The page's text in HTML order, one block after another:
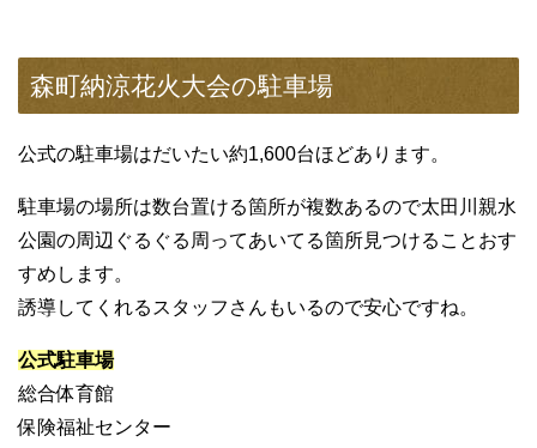
森町納涼花火大会の駐車場
公式の駐車場はだいたい約1,600台ほどあります。
駐車場の場所は数台置ける箇所が複数あるので太田川親水
公園の周辺ぐるぐる周ってあいてる箇所見つけることおす
すめします。
誘導してくれるスタッフさんもいるので安心ですね。
公式駐車場
総合体育館
保険福祉センター